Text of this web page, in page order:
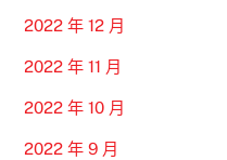
2022 年 12 月
2022 年 11 月
2022 年 10 月
2022 年 9 月